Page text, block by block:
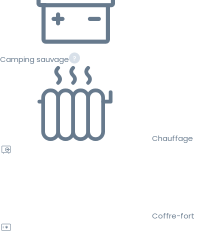
Camping sauvage
Chauffage
Coffre-fort